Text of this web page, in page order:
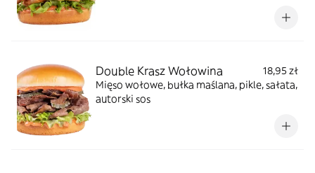
Double Krasz Wołowina
18,95 zł
Mięso wołowe, bułka maślana, pikle, sałata,
autorski sos